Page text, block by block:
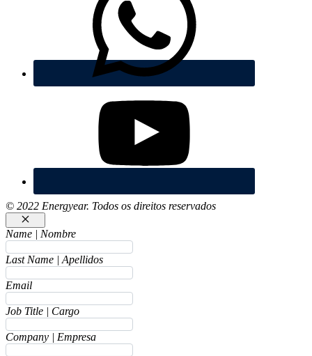
© 2022 Energyear. Todos os direitos reservados
Fechar
Name | Nombre
Last Name | Apellidos
Email
Job Title | Cargo
Company | Empresa